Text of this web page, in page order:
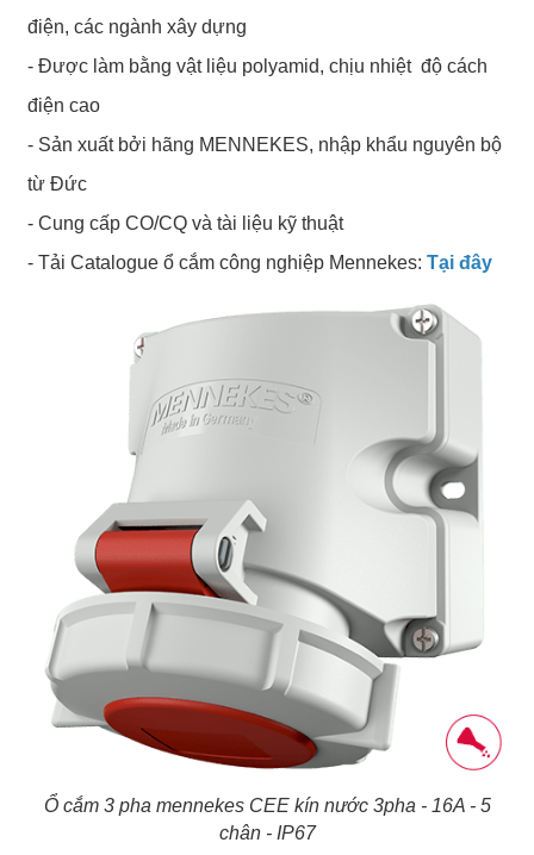
điện, các ngành xây dựng
- Được làm bằng vật liệu polyamid, chịu nhiệt độ cách
điện cao
- Sản xuất bởi hãng MENNEKES, nhập khẩu nguyên bộ
từ Đức
- Cung cấp CO/CQ và tài liệu kỹ thuật
- Tải Catalogue ổ cắm công nghiệp Mennekes: Tại đây
Ổ cắm 3 pha mennekes CEE kín nước 3pha - 16A - 5
chân - IP67